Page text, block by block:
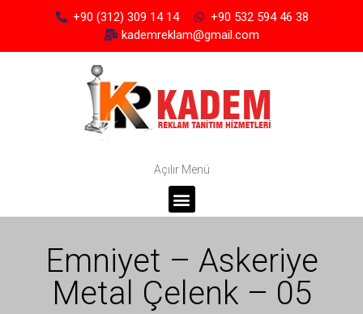
+90 (312) 309 14 14
+90 532 594 46 38
kademreklam@gmail.com
Açılır Menü
Emniyet – Askeriye
Metal Çelenk – 05